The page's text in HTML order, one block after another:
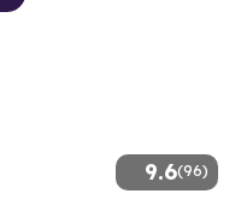
9.6(96)